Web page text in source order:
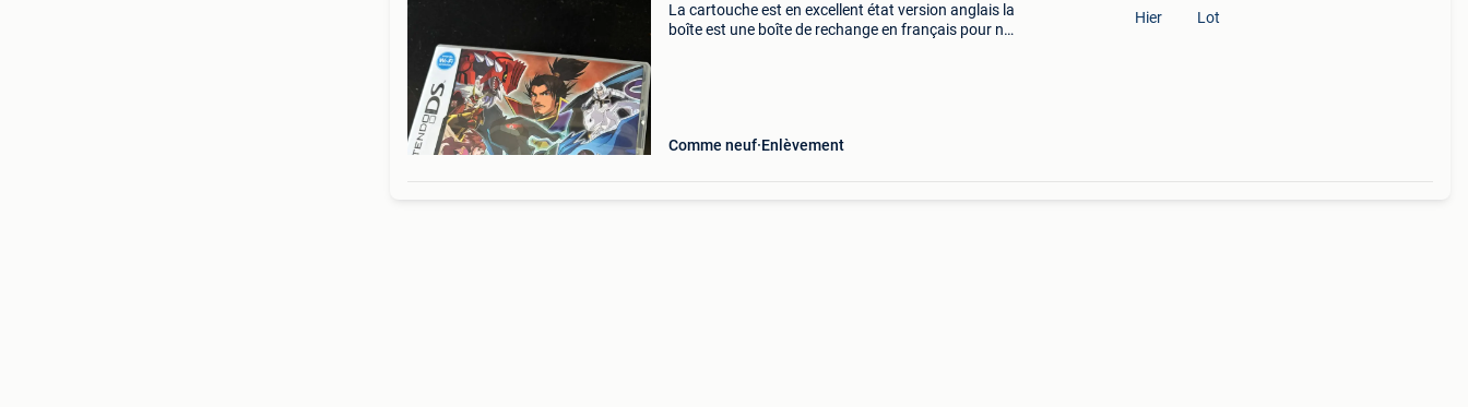
La cartouche est en excellent état version anglais la
boîte est une boîte de rechange en français pour ne
Comme neuf Enlèvement
Hier Lot